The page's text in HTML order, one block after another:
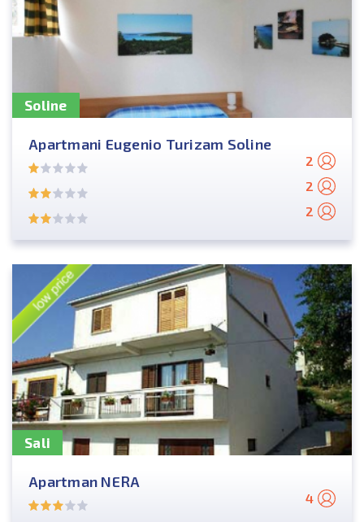
Soline
Apartmani Eugenio Turizam Soline
2
2
2
Sali
Apartman NERA
4